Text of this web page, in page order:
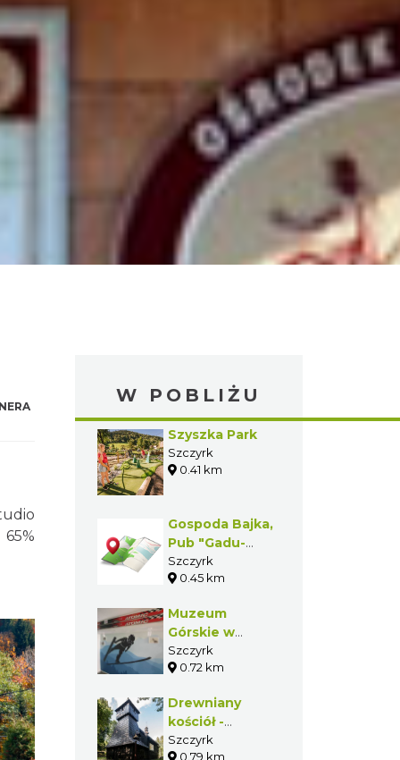
W POBLIŻU
Szyszka Park
Szczyrk
0.41 km
Gospoda Bajka,
Pub "Gadu-
Gadu"
Szczyrk
0.45 km
Muzeum
Górskie w
Szczyrku
Szczyrk
0.72 km
Drewniany
kościół -
sanktuarium
Szczyrk
0.79 km